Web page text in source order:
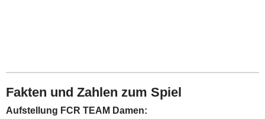
Fakten und Zahlen zum Spiel
Aufstellung FCR TEAM Damen: